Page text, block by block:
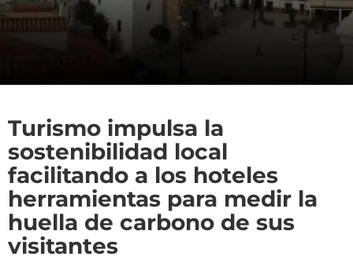
Turismo impulsa la
sostenibilidad local
facilitando a los hoteles
herramientas para medir la
huella de carbono de sus
visitantes